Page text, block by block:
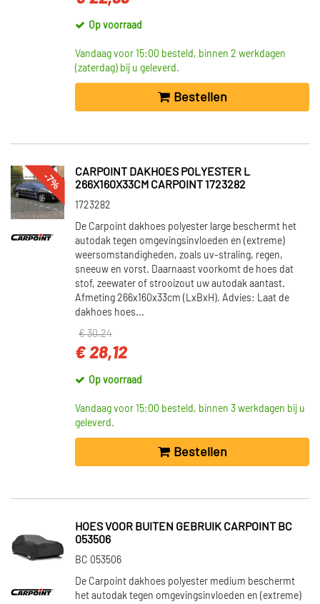
Op voorraad
Vandaag voor 15:00 besteld, binnen 2 werkdagen
(zaterdag) bij u geleverd.
Bestellen
-7%
CARPOINT DAKHOES POLYESTER L
266X160X33CM CARPOINT 1723282
1723282
De Carpoint dakhoes polyester large beschermt het
autodak tegen omgevingsinvloeden en (extreme)
weersomstandigheden, zoals uv-straling, regen,
sneeuw en vorst. Daarnaast voorkomt de hoes dat
stof, zeewater of strooizout uw autodak aantast.
Afmeting 266x160x33cm (LxBxH). Advies: Laat de
dakhoes hoes...
€ 30,24
€ 28,12
Op voorraad
Vandaag voor 15:00 besteld, binnen 3 werkdagen bij u
geleverd.
Bestellen
HOES VOOR BUITEN GEBRUIK CARPOINT BC
053506
BC 053506
De Carpoint dakhoes polyester medium beschermt
het autodak tegen omgevingsinvloeden en (extreme)